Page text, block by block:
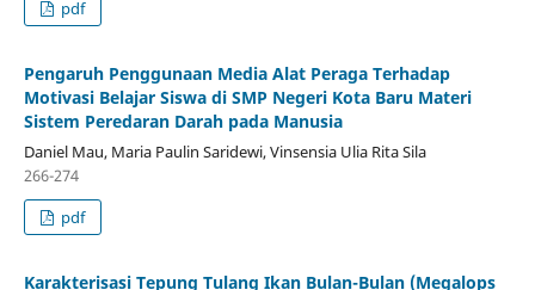
pdf
Pengaruh Penggunaan Media Alat Peraga Terhadap
Motivasi Belajar Siswa di SMP Negeri Kota Baru Materi
Sistem Peredaran Darah pada Manusia
Daniel Mau, Maria Paulin Saridewi, Vinsensia Ulia Rita Sila
266-274
pdf
Karakterisasi Tepung Tulang Ikan Bulan-Bulan (Megalops